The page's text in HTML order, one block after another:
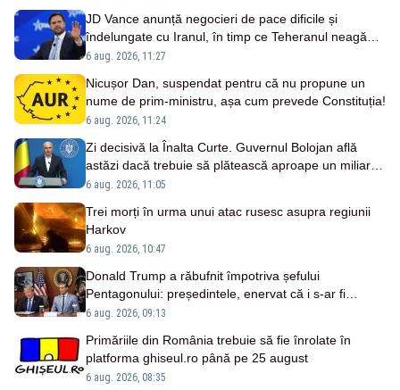
JD Vance anunță negocieri de pace dificile și
îndelungate cu Iranul, în timp ce Teheranul neagă
existența discuțiilor cu SUA
6 aug. 2026, 11:27
Nicușor Dan, suspendat pentru că nu propune un
nume de prim-ministru, așa cum prevede Constituția!
6 aug. 2026, 11:24
Zi decisivă la Înalta Curte. Guvernul Bolojan află
astăzi dacă trebuie să plătească aproape un miliard
de euro grefierilor
6 aug. 2026, 11:05
Trei morți în urma unui atac rusesc asupra regiunii
Harkov
6 aug. 2026, 10:47
Donald Trump a răbufnit împotriva șefului
Pentagonului: președintele, enervat că i s-ar fi
ascuns penuria de rachete – SURSE
6 aug. 2026, 09:13
Primăriile din România trebuie să fie înrolate în
platforma ghiseul.ro până pe 25 august
6 aug. 2026, 08:35